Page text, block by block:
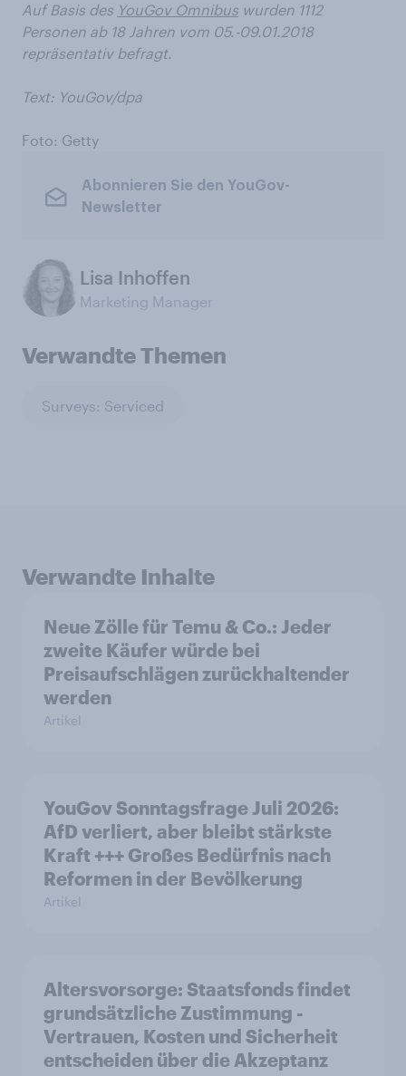
Auf Basis des YouGov Omnibus wurden 1112
Personen ab 18 Jahren vom 05.-09.01.2018
repräsentativ befragt.
Text: YouGov/dpa
Foto: Getty
Abonnieren Sie den YouGov-
Newsletter
Lisa Inhoffen
Marketing Manager
Verwandte Themen
Surveys: Serviced
Verwandte Inhalte
Neue Zölle für Temu & Co.: Jeder
zweite Käufer würde bei
Preisaufschlägen zurückhaltender
werden
Artikel
YouGov Sonntagsfrage Juli 2026:
AfD verliert, aber bleibt stärkste
Kraft +++ Großes Bedürfnis nach
Reformen in der Bevölkerung
Artikel
Altersvorsorge: Staatsfonds findet
grundsätzliche Zustimmung -
Vertrauen, Kosten und Sicherheit
entscheiden über die Akzeptanz